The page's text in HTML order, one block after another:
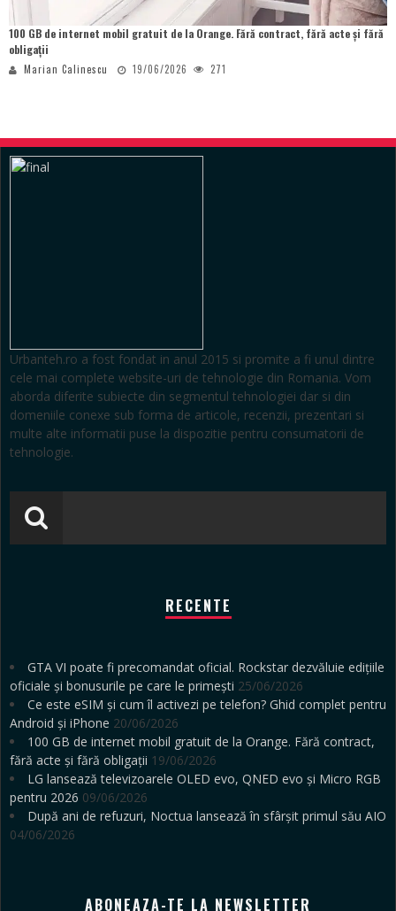
100 GB de internet mobil gratuit de la Orange. Fără contract, fără acte și fără
obligații
Marian Calinescu 19/06/2026 271
Urbanteh.ro a fost fondat in anul 2015 si promite a fi unul dintre
cele mai complete website-uri de tehnologie din Romania. Vom
aborda diferite subiecte din segmentul tehnologiei dar si din
domeniile conexe sub forma de articole, recenzii, prezentari si
multe alte informatii puse la dispozitie pentru consumatorii de
tehnologie.
RECENTE
GTA VI poate fi precomandat oficial. Rockstar dezvăluie edițiile
oficiale și bonusurile pe care le primești 25/06/2026
Ce este eSIM și cum îl activezi pe telefon? Ghid complet pentru
Android și iPhone 20/06/2026
100 GB de internet mobil gratuit de la Orange. Fără contract,
fără acte și fără obligații 19/06/2026
LG lansează televizoarele OLED evo, QNED evo și Micro RGB
pentru 2026 09/06/2026
După ani de refuzuri, Noctua lansează în sfârșit primul său AIO
04/06/2026
ABONEAZA-TE LA NEWSLETTER